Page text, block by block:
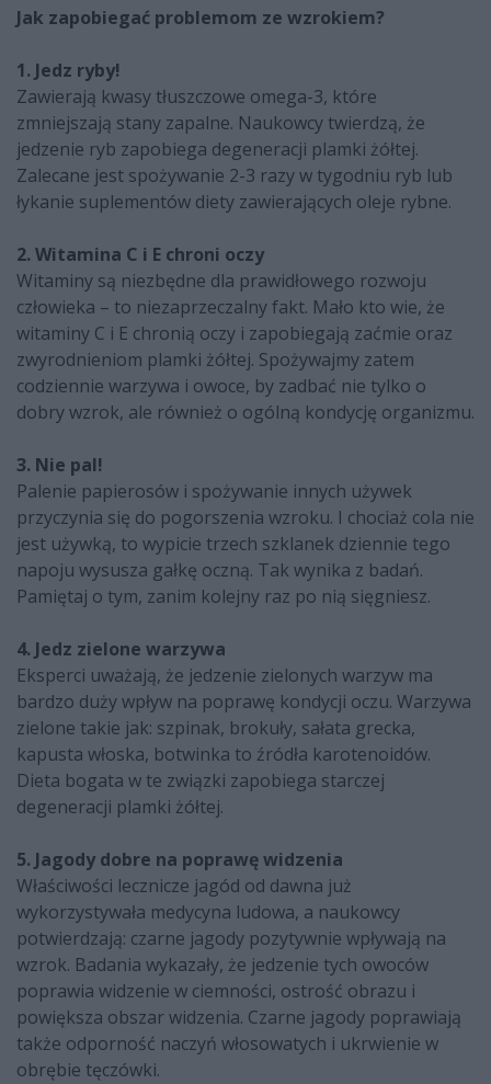
Jak zapobiegać problemom ze wzrokiem?
1. Jedz ryby!
Zawierają kwasy tłuszczowe omega-3, które
zmniejszają stany zapalne. Naukowcy twierdzą, że
jedzenie ryb zapobiega degeneracji plamki żółtej.
Zalecane jest spożywanie 2-3 razy w tygodniu ryb lub
łykanie suplementów diety zawierających oleje rybne.
2. Witamina C i E chroni oczy
Witaminy są niezbędne dla prawidłowego rozwoju
człowieka – to niezaprzeczalny fakt. Mało kto wie, że
witaminy C i E chronią oczy i zapobiegają zaćmie oraz
zwyrodnieniom plamki żółtej. Spożywajmy zatem
codziennie warzywa i owoce, by zadbać nie tylko o
dobry wzrok, ale również o ogólną kondycję organizmu.
3. Nie pal!
Palenie papierosów i spożywanie innych używek
przyczynia się do pogorszenia wzroku. I chociaż cola nie
jest używką, to wypicie trzech szklanek dziennie tego
napoju wysusza gałkę oczną. Tak wynika z badań.
Pamiętaj o tym, zanim kolejny raz po nią sięgniesz.
4. Jedz zielone warzywa
Eksperci uważają, że jedzenie zielonych warzyw ma
bardzo duży wpływ na poprawę kondycji oczu. Warzywa
zielone takie jak: szpinak, brokuły, sałata grecka,
kapusta włoska, botwinka to źródła karotenoidów.
Dieta bogata w te związki zapobiega starczej
degeneracji plamki żółtej.
5. Jagody dobre na poprawę widzenia
Właściwości lecznicze jagód od dawna już
wykorzystywała medycyna ludowa, a naukowcy
potwierdzają: czarne jagody pozytywnie wpływają na
wzrok. Badania wykazały, że jedzenie tych owoców
poprawia widzenie w ciemności, ostrość obrazu i
powiększa obszar widzenia. Czarne jagody poprawiają
także odporność naczyń włosowatych i ukrwienie w
obrębie tęczówki.